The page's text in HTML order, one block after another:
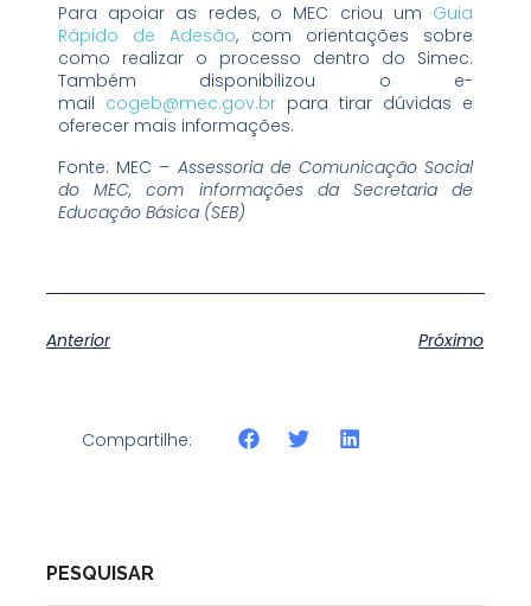
Para apoiar as redes, o MEC criou um Guia
Rápido de Adesão, com orientações sobre
como realizar o processo dentro do Simec.
Também disponibilizou o e-
mail cogeb@mec.gov.brpara tirar dúvidas e
oferecer mais informações.
Fonte: MEC – Assessoria de Comunicação Social
do MEC, com informações da Secretaria de
Educação Básica (SEB)
Anterior Próximo
Compartilhe:
PESQUISAR